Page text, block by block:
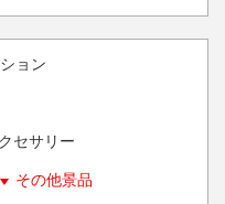
ョン
セサリー
その他景品